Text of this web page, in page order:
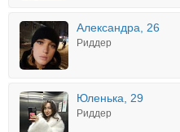
Александра, 26
Риддер
Юленька, 29
Риддер